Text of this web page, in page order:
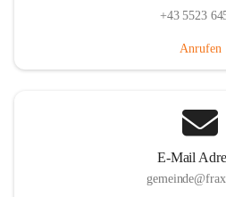
+43 5523
Anrufen
E-Mail